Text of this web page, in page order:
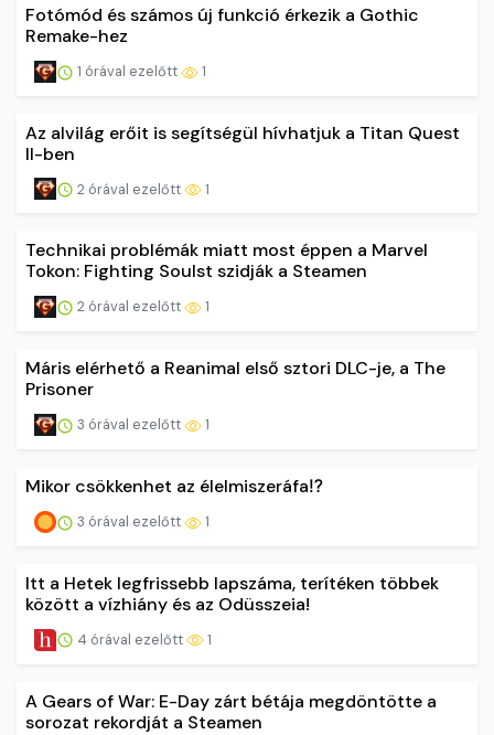
Fotómód és számos új funkció érkezik a Gothic
Remake-hez
1 órával ezelőtt 1
Az alvilág erőit is segítségül hívhatjuk a Titan Quest
II-ben
2 órával ezelőtt 1
Technikai problémák miatt most éppen a Marvel
Tokon: Fighting Soulst szidják a Steamen
2 órával ezelőtt 1
Máris elérhető a Reanimal első sztori DLC-je, a The
Prisoner
3 órával ezelőtt 1
Mikor csökkenhet az élelmiszeráfa⁉️
3 órával ezelőtt 1
Itt a Hetek legfrissebb lapszáma, terítéken többek
között a vízhiány és az Odüsszeia!
4 órával ezelőtt 1
A Gears of War: E-Day zárt bétája megdöntötte a
sorozat rekordját a Steamen